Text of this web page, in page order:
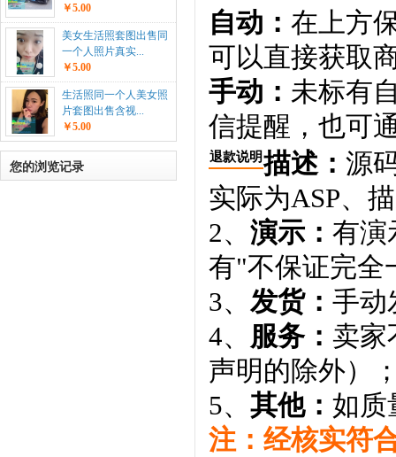
￥5.00
美女生活照套图出售同
一个人照片真实...
￥5.00
生活照同一个人美女照
片套图出售含视...
￥5.00
您的浏览记录
自动： 在上方
可以直接获取
手动： 未标有
信提醒，也可
退款说明描述： 源
实际为ASP、
2、 演示： 有演
有"不保证完全
3、 发货： 手动
4、 服务： 卖家
声明的除外）
5、 其他： 如质
注：经核实符